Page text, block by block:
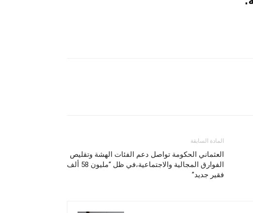
المادة السابقة
العثماني الحكومة تواصل دعم الفئات الهشة وتقليص
الفوارق المجالية والاجتماعية،في ظل “مليون 58 ألف
فقير جديد”